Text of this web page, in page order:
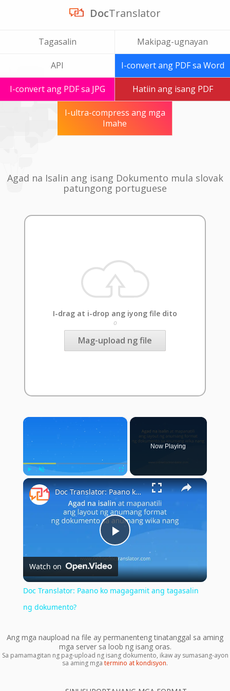
DocTranslator
Tagasalin Makipag-ugnayan
API I-convert ang PDF sa Word
I-convert ang PDF sa JPG Hatiin ang isang PDF
I-ultra-compress ang mga
Imahe
Agad na Isalin ang isang Dokumento mula slovak
patungong portuguese
I-drag at i-drop ang iyong file dito
o
Mag-upload ng file
×
Play Unmute Fullscreen
Now Playing
×
Play
Video
Doc Translator: Paano ko magagamit ang tagasalin ng dokumento?
Watch on
Doc Translator: Paano ko magagamit ang tagasalin
ng dokumento?
Ang mga naupload na file ay permanenteng tinatanggal sa aming
mga server sa loob ng isang oras.
Sa pamamagitan ng pag-upload ng isang dokumento, ikaw ay sumasang-ayon
sa aming mga termino at kondisyon.